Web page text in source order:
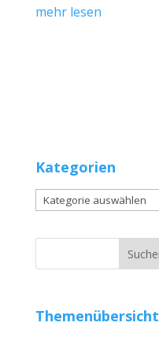
mehr lesen
Kategorien
Kategorien
Themenübersicht